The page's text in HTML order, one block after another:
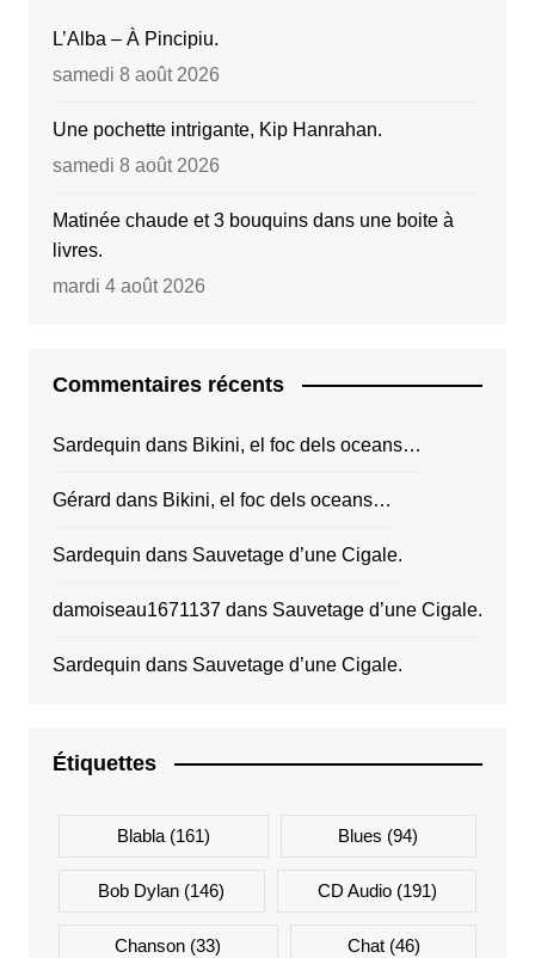
L’Alba – À Pincipiu.
samedi 8 août 2026
Une pochette intrigante, Kip Hanrahan.
samedi 8 août 2026
Matinée chaude et 3 bouquins dans une boite à
livres.
mardi 4 août 2026
Commentaires récents
Sardequin dans Bikini, el foc dels oceans…
Gérard dans Bikini, el foc dels oceans…
Sardequin dans Sauvetage d’une Cigale.
damoiseau1671137dans Sauvetage d’une Cigale.
Sardequin dans Sauvetage d’une Cigale.
Étiquettes
Blabla(161) Blues (94)
Bob Dylan (146) CD Audio(191)
Chanson (33) Chat(46)